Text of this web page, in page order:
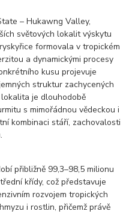
– Hukawng Valley,
světových lokalit výskytu
formovala v tropickém
a dynamickými procesy
kusu projevuje
struktur zachycených
je dlouhodobě
s mimořádnou vědeckou i
kombinaci stáří, zachovalosti
přibližně 99,3–98,5 milionu
křídy, což představuje
rozvojem tropických
i rostlin, přičemž právě